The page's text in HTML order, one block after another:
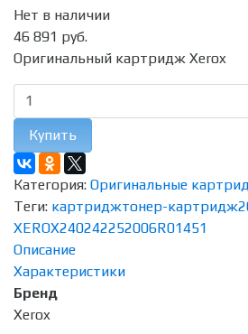
Нет в наличии
46 891 руб.
Оригинальный картридж Xerox
Купить
Категория: Оригинальные
Теги: картриджтонер-картридж
XEROX240242252006R01451
Описание
Характеристики
Бренд
Xerox